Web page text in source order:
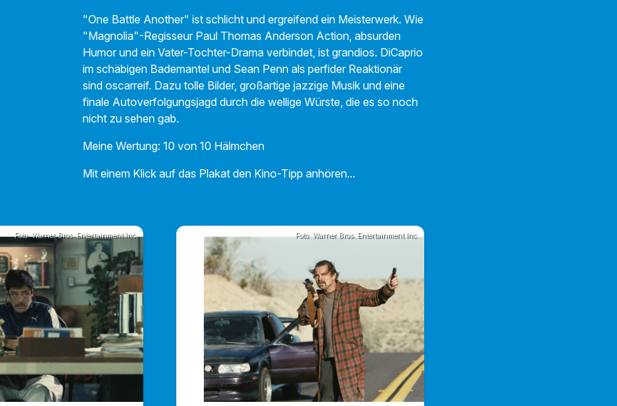
"One Battle Another" ist schlicht und ergreifend ein Meisterwerk. Wie
"Magnolia"-Regisseur Paul Thomas Anderson Action, absurden
Humor und ein Vater-Tochter-Drama verbindet, ist grandios. DiCaprio
im schäbigen Bademantel und Sean Penn als perfider Reaktionär
sind oscarreif. Dazu tolle Bilder, großartige jazzige Musik und eine
finale Autoverfolgungsjagd durch die wellige Würste, die es so noch
nicht zu sehen gab.
Meine Wertung: 10 von 10 Hälmchen
Mit einem Klick auf das Plakat den Kino-Tipp anhören...
Foto: Warner Bros. Entertainment Inc. Foto: Warner Bros. Entertainment Inc.